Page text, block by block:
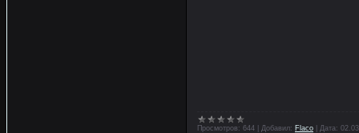
Просмотров: 644 Добавил: Flaco Дата: